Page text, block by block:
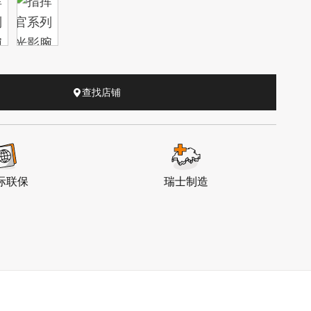
查找店铺
联保 瑞士制造